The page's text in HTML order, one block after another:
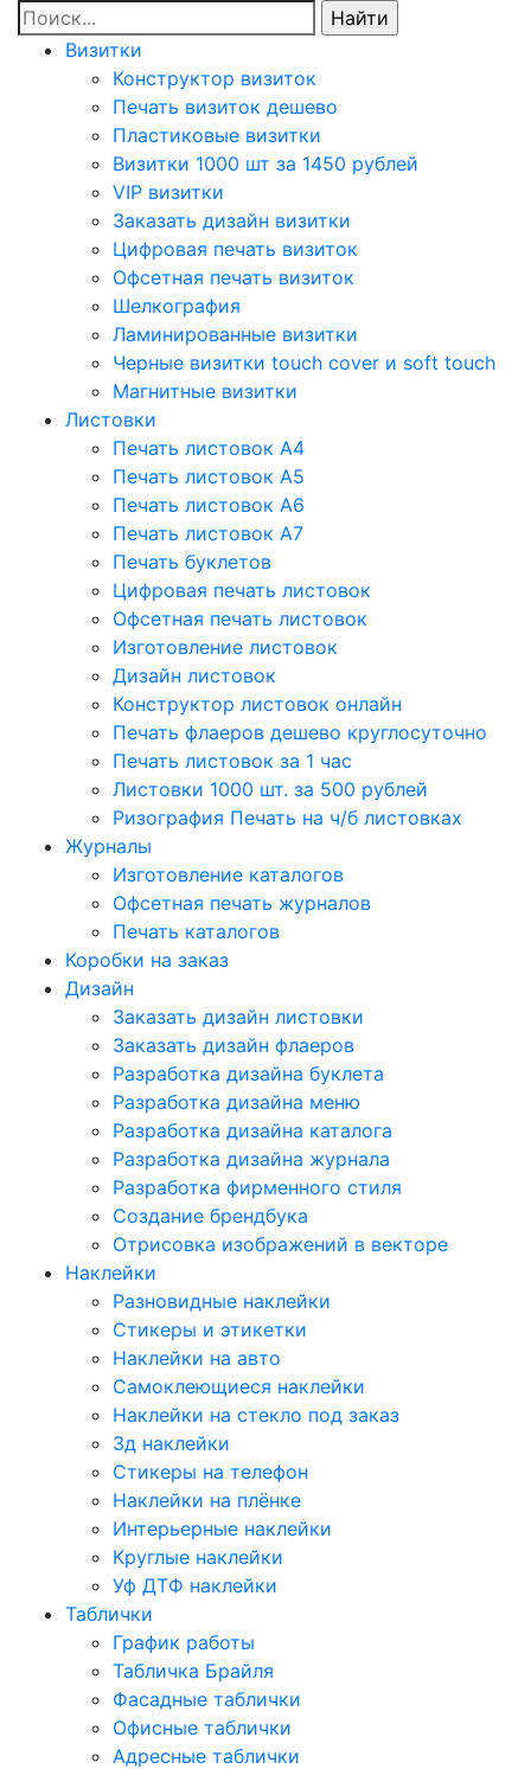
Визитки
Конструктор визиток
Печать визиток дешево
Пластиковые визитки
Визитки 1000 шт за 1450 рублей
VIP визитки
Заказать дизайн визитки
Цифровая печать визиток
Офсетная печать визиток
Шелкография
Ламинированные визитки
Черные визитки touch cover и soft touch
Магнитные визитки
Листовки
Печать листовок А4
Печать листовок А5
Печать листовок А6
Печать листовок А7
Печать буклетов
Цифровая печать листовок
Офсетная печать листовок
Изготовление листовок
Дизайн листовок
Конструктор листовок онлайн
Печать флаеров дешево круглосуточно
Печать листовок за 1 час
Листовки 1000 шт. за 500 рублей
Ризография Печать на ч/б листовках
Журналы
Изготовление каталогов
Офсетная печать журналов
Печать каталогов
Коробки на заказ
Дизайн
Заказать дизайн листовки
Заказать дизайн флаеров
Разработка дизайна буклета
Разработка дизайна меню
Разработка дизайна каталога
Разработка дизайна журнала
Разработка фирменного стиля
Создание брендбука
Отрисовка изображений в векторе
Наклейки
Разновидные наклейки
Стикеры и этикетки
Наклейки на авто
Самоклеющиеся наклейки
Наклейки на стекло под заказ
3д наклейки
Cтикеры на телефон
Наклейки на плёнке
Интерьерные наклейки
Круглые наклейки
Уф ДТФ наклейки
Таблички
График работы
Табличка Брайля
Фасадные таблички
Офисные таблички
Адресные таблички